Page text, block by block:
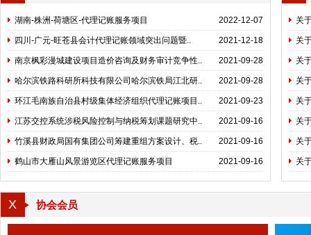
湖南-株洲-荷塘区-代理记账服务项目 2022-12-07
四川-广元-旺苍县会计代理记账领域突出问题暨.. 2021-12-18
南京枫彩漫城建设项目造价咨询及财务审计竞争性.. 2021-09-28
哈尔滨铁路科研所科技有限公司哈尔滨铁局江北研.. 2021-09-28
环江毛南族自治县村级集体经济组织代理记账项目.. 2021-09-23
江苏交控系统涉税风险控制与纳税筹划课题研究中.. 2021-09-16
竹溪县财政局国有集团公司筹建重组方案设计、税.. 2021-09-16
鹤山市大雁山风景游览区代理记账服务项目 2021-09-16
关
关
关
关
关
关
关
关
X 协会会员